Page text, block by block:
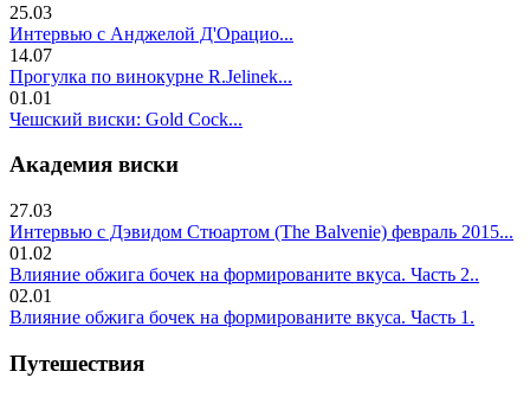
25.03
Интервью с Анджелой Д'Орацио...
14.07
Прогулка по винокурне R.Jelinek...
01.01
Чешский виски: Gold Cock...
Академия виски
27.03
Интервью с Дэвидом Стюартом (The Balvenie) февраль 2015...
01.02
Влияние обжига бочек на формированите вкуса. Часть 2..
02.01
Влияние обжига бочек на формированите вкуса. Часть 1.
Путешествия